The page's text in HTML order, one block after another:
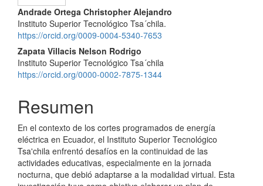
Contenido
principal
del
artículo
Andrade Ortega Christopher Alejandro
Instituto Superior Tecnológico Tsa´chila.
https://orcid.org/0009-0004-5340-7653
Zapata Villacis Nelson Rodrigo
Instituto Superior Tecnológico Tsa´chila
https://orcid.org/0000-0002-7875-1344
Resumen
En el contexto de los cortes programados de energía
eléctrica en Ecuador, el Instituto Superior Tecnológico
Tsa'chila enfrentó desafíos en la continuidad de las
actividades educativas, especialmente en la jornada
nocturna, que debió adaptarse a la modalidad virtual. Esta